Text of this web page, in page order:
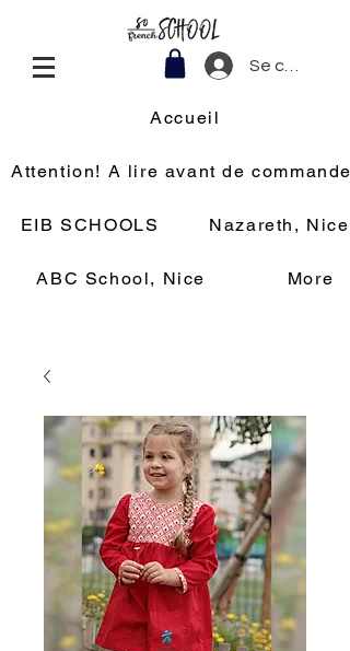
Se connecter
Accueil
Attention! A lire avant de commander
EIB SCHOOLS Nazareth, Nice
ABC School, Nice More